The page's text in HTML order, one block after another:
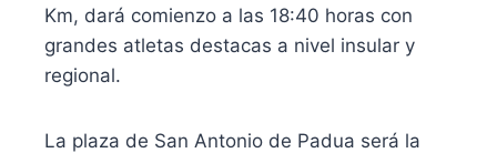
Km, dará comienzo a las 18:40 horas con
grandes atletas destacas a nivel insular y
regional.
La plaza de San Antonio de Padua será la